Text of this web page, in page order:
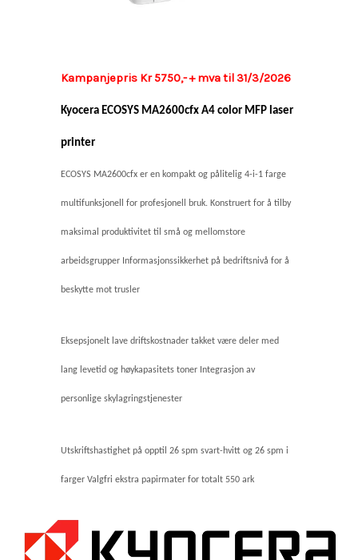
Kampanjepris Kr 5750,- + mva til 31/3/2026
Kyocera ECOSYS MA2600cfx A4 color MFP laser
printer
ECOSYS MA2600cfx er en kompakt og pålitelig 4-i-1 farge
multifunksjonell for profesjonell bruk. Konstruert for å tilby
maksimal produktivitet til små og mellomstore
arbeidsgrupper Informasjonssikkerhet på bedriftsnivå for å
beskytte mot trusler
Eksepsjonelt lave driftskostnader takket være deler med
lang levetid og høykapasitets toner Integrasjon av
personlige skylagringstjenester
Utskriftshastighet på opptil 26 spm svart-hvitt og 26 spm i
farger Valgfri ekstra papirmater for totalt 550 ark